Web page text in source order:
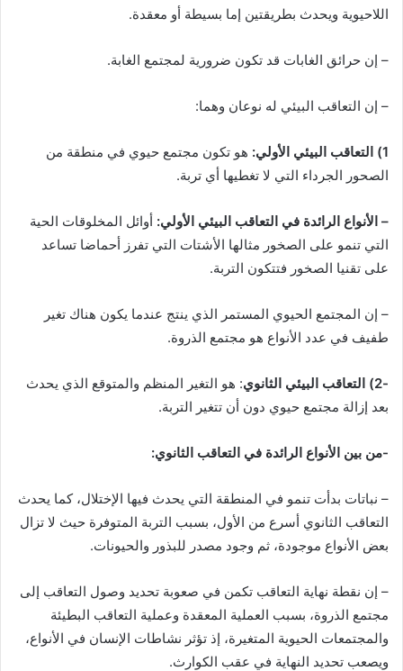
اللاحيوية ويحدث بطريقتين إما بسيطة أو معقدة.
– إن حرائق الغابات قد تكون ضرورية لمجتمع الغابة.
– إن التعاقب البيئي له نوعان وهما:
1) التعاقب البيئي الأولي:
هو تكون مجتمع حيوي في منطقة من
الصحور الجرداء التي لا تغطيها أي تربة.
– الأنواع الرائدة في التعاقب البيئي الأولي: أوائل المخلوقات الحية
التي تنمو على الصخور مثالها الأشتات التي تفرز أحماضا تساعد
على تقنيا الصخور فتتكون التربة.
– إن المجتمع الحيوي المستمر الذي ينتج عندما يكون هناك تغير
طفيف في عدد الأنواع هو مجتمع الذروة.
-2) التعاقب البيئي الثانوي
: هو التغير المنظم والمتوقع الذي يحدث
بعد إزالة مجتمع حيوي دون أن تتغير التربة.
-من بين الأنواع الرائدة في التعاقب الثانوي:
– نباتات بدأت تنمو في المنطقة التي يحدث فيها الإختلال، كما يحدث
التعاقب الثانوي أسرع من الأول، بسبب التربة المتوفرة حيث لا تزال
بعض الأنواع موجودة، ثم وجود مصدر للبذور والحيونات.
– إن نقطة نهاية التعاقب تكمن في صعوبة تحديد وصول التعاقب إلى
مجتمع الذروة، بسبب العملية المعقدة وعملية التعاقب البطيئة
والمجتمعات الحيوية المتغيرة، إذ تؤثر نشاطات الإنسان في الأنواع،
ويصعب تحديد النهاية في عقب الكوارث.